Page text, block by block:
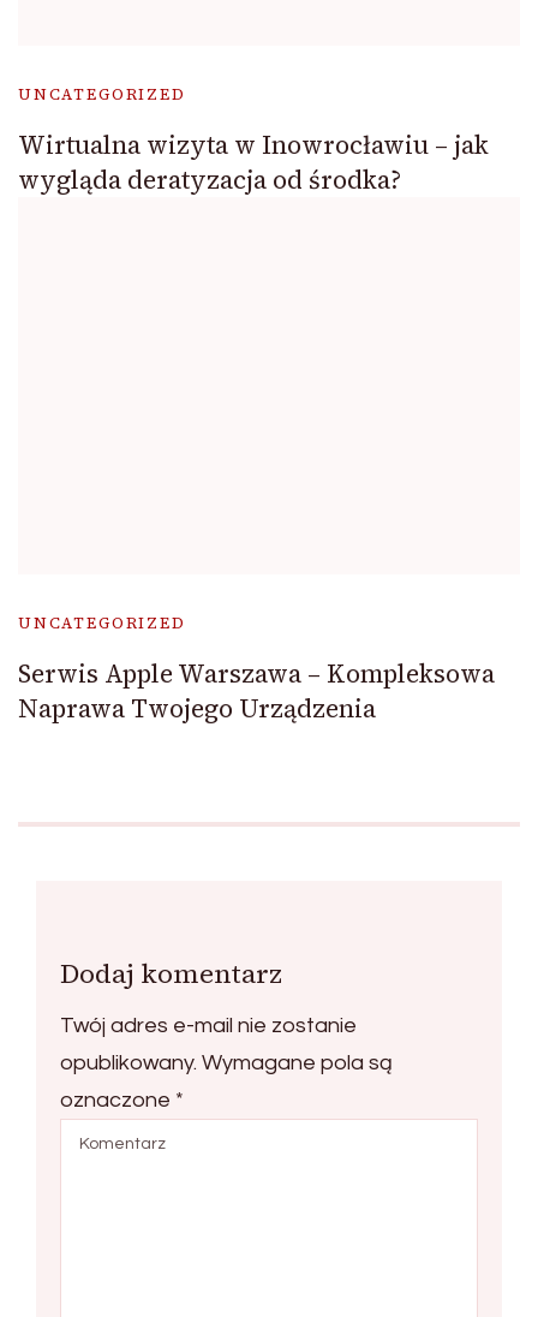
UNCATEGORIZED
Wirtualna wizyta w Inowrocławiu – jak
wygląda deratyzacja od środka?
UNCATEGORIZED
Serwis Apple Warszawa – Kompleksowa
Naprawa Twojego Urządzenia
Dodaj komentarz
Twój adres e-mail nie zostanie
opublikowany. Wymagane pola są
oznaczone *